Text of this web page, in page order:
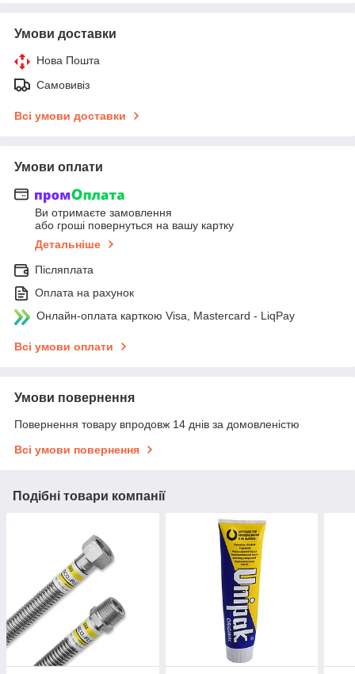
Умови доставки
Нова Пошта
Самовивіз
Всі умови доставки
Умови оплати
Ви отримаєте замовлення
або гроші повернуться на вашу картку
Детальніше
Післяплата
Оплата на рахунок
Онлайн-оплата карткою Visa, Mastercard - LiqPay
Всі умови оплати
Умови повернення
Повернення товару впродовж 14 днів за домовленістю
Всі умови повернення
Подібні товари компанії